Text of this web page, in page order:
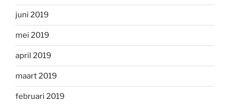
juni 2019
mei 2019
april 2019
maart 2019
februari 2019